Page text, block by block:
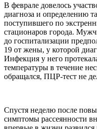
В феврале довелось
диагноза и определению
поступившего по
стационаров города.
до госпитализации
19 от жены, у которой
Инфекция у него
температуры в течение
обращался, ПЦР-тест не
Спустя неделю после
симптомы рассеянности